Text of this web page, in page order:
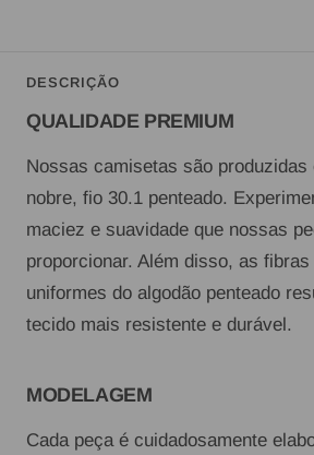
DESCRIÇÃO
QUALIDADE PREMIUM
Nossas camisetas são produzidas
nobre, fio 30.1 penteado.
maciez e suavidade que nossas
proporcionar. Além disso, as
uniformes do algodão penteado
tecido mais resistente e durável.
MODELAGEM
Cada peça é cuidadosamente